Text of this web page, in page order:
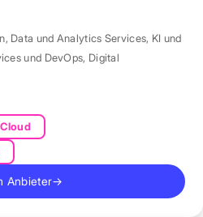
, Data und Analytics Services, KI und
und DevOps, Digital
Cloud
Anbieter→